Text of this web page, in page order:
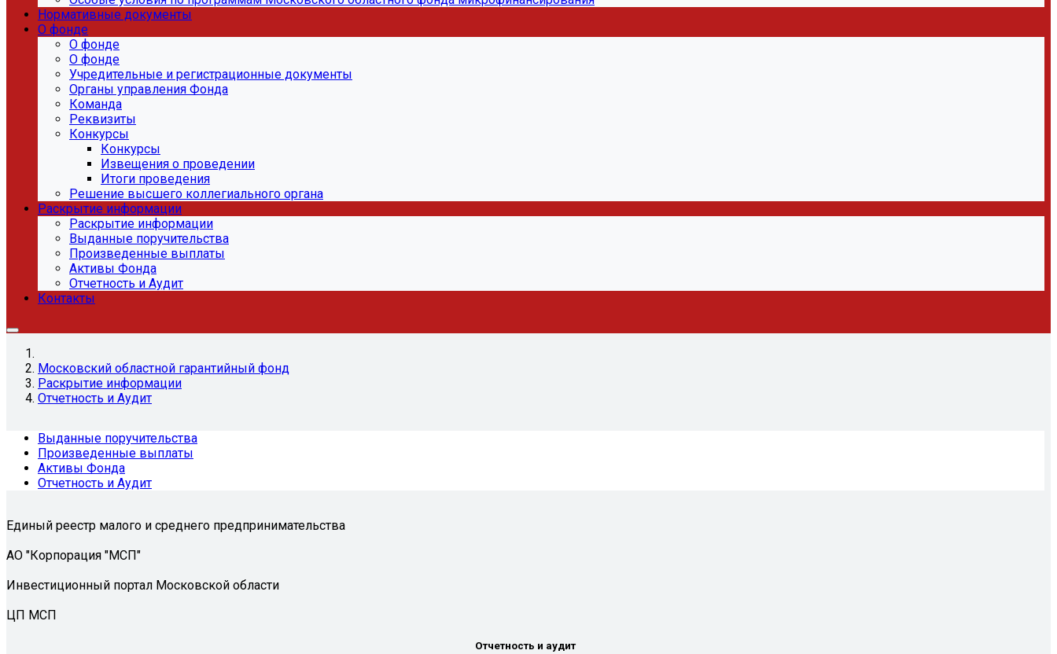
Нормативные документы
О фонде
О фонде
О фонде
Учредительные и регистрационные документы
Органы управления Фонда
Команда
Реквизиты
Конкурсы
Конкурсы
Извещения о проведении
Итоги проведения
Решение высшего коллегиального органа
Раскрытие информации
Раскрытие информации
Выданные поручительства
Произведенные выплаты
Активы Фонда
Отчетность и Аудит
Контакты
Московский областной гарантийный фонд
Раскрытие информации
Отчетность и Аудит
Выданные поручительства
Произведенные выплаты
Активы Фонда
Отчетность и Аудит
Единый реестр малого и среднего предпринимательства
АО "Корпорация "МСП"
Инвестиционный портал Московской области
ЦП МСП
Отчетность и аудит